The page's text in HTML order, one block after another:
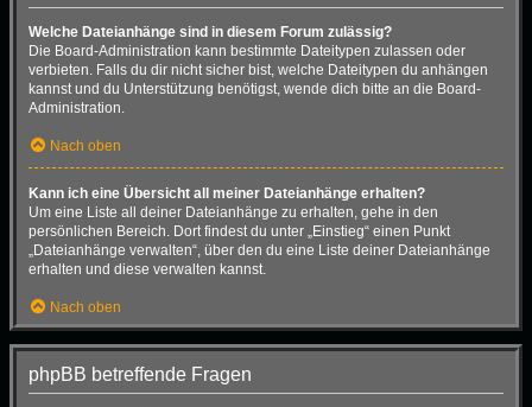
Welche Dateianhänge sind in diesem Forum zulässig?
Die Board-Administration kann bestimmte Dateitypen zulassen oder
verbieten. Falls du dir nicht sicher bist, welche Dateitypen du anhängen
kannst und du Unterstützung benötigst, wende dich bitte an die Board-
Administration.
Nach oben
Kann ich eine Übersicht all meiner Dateianhänge erhalten?
Um eine Liste all deiner Dateianhänge zu erhalten, gehe in den
persönlichen Bereich. Dort findest du unter „Einstieg“ einen Punkt
„Dateianhänge verwalten“, über den du eine Liste deiner Dateianhänge
erhalten und diese verwalten kannst.
Nach oben
phpBB betreffende Fragen